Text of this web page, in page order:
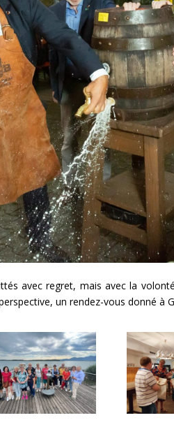
avec regret, mais avec la
un rendez-vous donné à